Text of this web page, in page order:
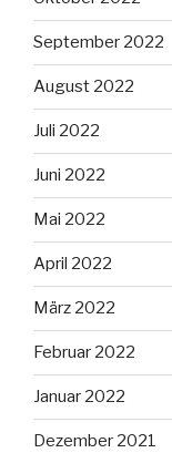
September 2022
August 2022
Juli 2022
Juni 2022
Mai 2022
April 2022
März 2022
Februar 2022
Januar 2022
Dezember 2021